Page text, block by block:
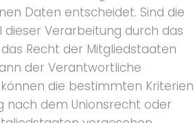
Daten entscheidet. Sind die
dieser Verarbeitung durch das
Recht der Mitgliedstaaten
der Verantwortliche
die bestimmten Kriterien
nach dem Unionsrecht oder